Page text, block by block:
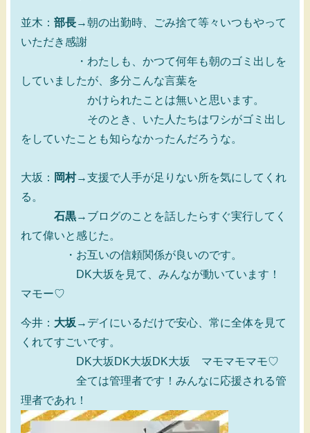
並木： 部長→朝の出勤時、ごみ捨て等々いつもやって
いただき感謝
・わたしも、かつて何年も朝のゴミ出しを
していましたが、多分こんな言葉を
かけられたことは無いと思います。
そのとき、いた人たちはワシがゴミ出し
をしていたことも知らなかったんだろうな。
大坂： 岡村→支援で人手が足りない所を気にしてくれ
る。
石黒→ブログのことを話したらすぐ実行してく
れて偉いと感じた。
・お互いの信頼関係が良いのです。
DK大坂を見て、みんなが動いています！
マモー♡
今井： 大坂 →デイにいるだけで安心、常に全体を見て
くれてすごいです。
DK大坂DK大坂DK大坂 マモマモマモ♡
全ては管理者です！みんなに応援される管
理者であれ！